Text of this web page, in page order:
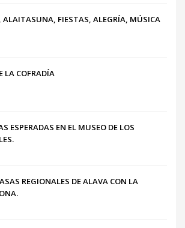
ALAITASUNA, FIESTAS, ALEGRÍA, MÚSICA
LA COFRADÍA
ESPERADAS EN EL MUSEO DE LOS
REGIONALES DE ALAVA CON LA